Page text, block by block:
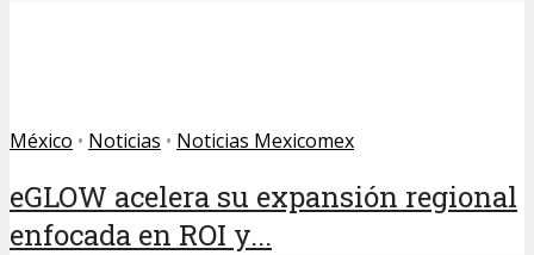
México • Noticias • Noticias Mexicomex
eGLOW acelera su expansión regional
enfocada en ROI y...